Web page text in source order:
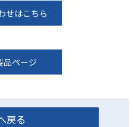
せはこちら
品ページ
戻る